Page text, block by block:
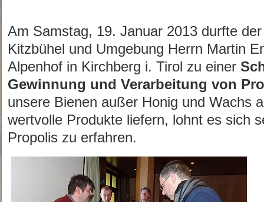
Am Samstag, 19. Januar 2013 durfte
Kitzbühel und Umgebung Herrn Martin
Alpenhof in Kirchberg i. Tirol zu einer
Gewinnung und Verarbeitung von
unsere Bienen außer Honig und Wachs
wertvolle Produkte liefern, lohnt es sich
Propolis zu erfahren.